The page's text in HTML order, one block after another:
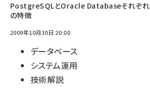
PostgreSQLとOracle Databaseそれぞれ
の特徴
2009年10月30日 20:00
データベース
システム運用
技術解説